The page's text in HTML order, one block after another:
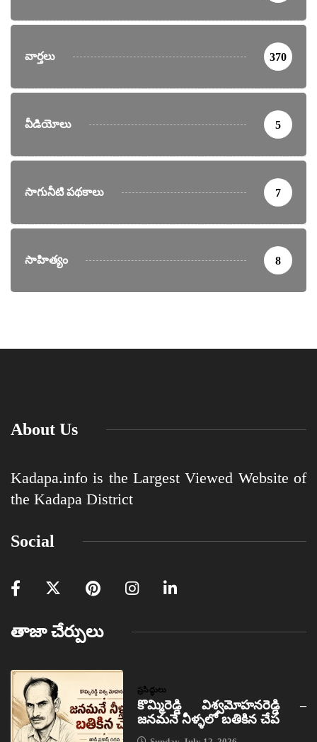
వార్తలు 370
వీడియోలు 5
సాగునీటి పథకాలు 7
సాహిత్యం 8
About Us
Kadapa.info is the Largest Viewed Website of
the Kadapa District
Social
తాజా చేర్పులు
ప్రసిద్ధులు
కొమ్మిరెడ్డి విశ్వమోహనరెడ్డి –
జనమనే నీళ్ళలో బతికిన చేప